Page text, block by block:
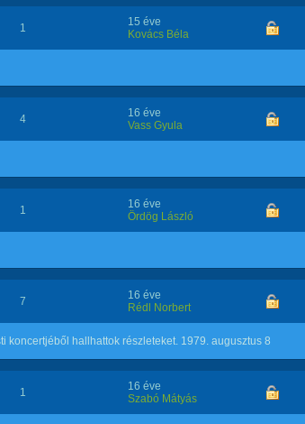
1
15 éve
Kovács Béla
4
16 éve
Vass Gyula
1
16 éve
Ördög László
7
16 éve
Rédl Norbert
koncertjéből hallhattok részleteket. 1979. augusztus 8
1
16 éve
Szabó Mátyás